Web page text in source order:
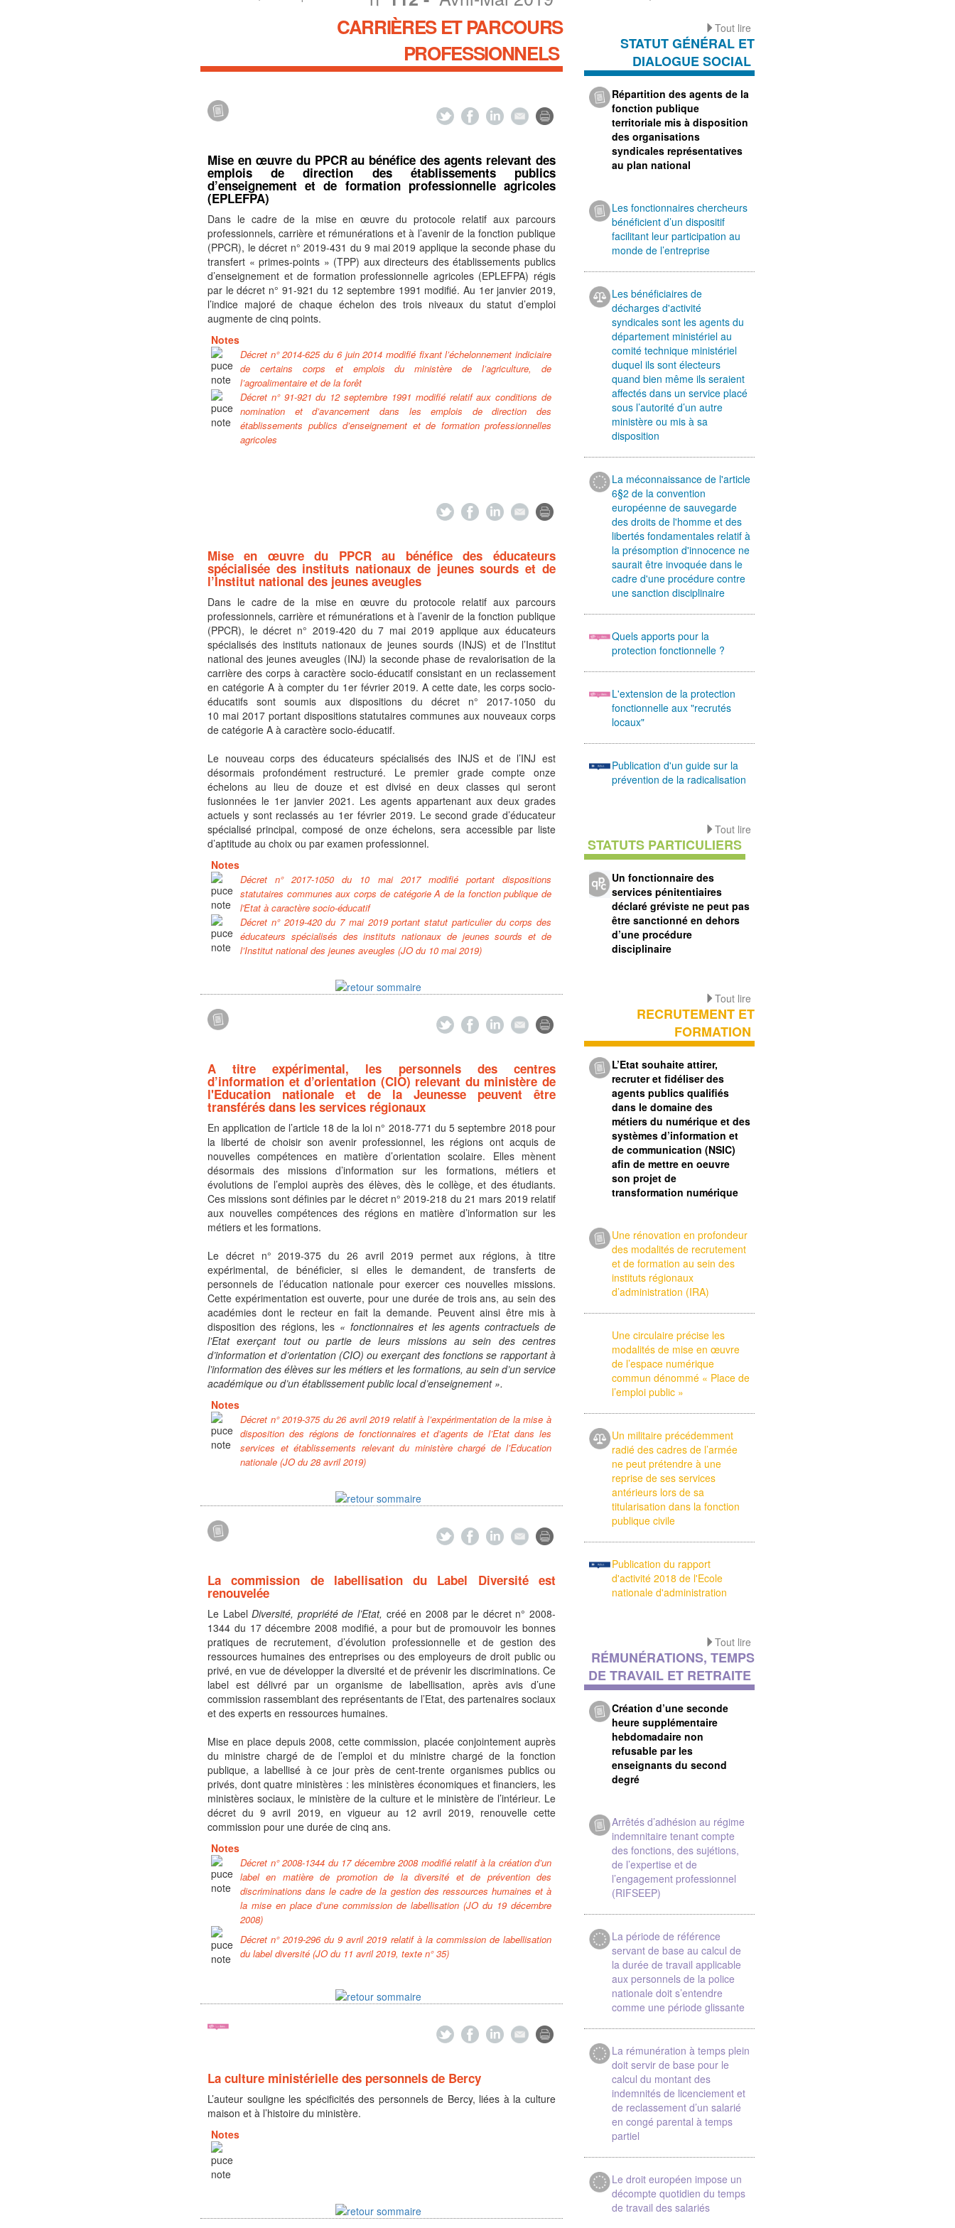
CARRIÈRES ET PARCOURS
PROFESSIONNELS
Mise en œuvre du PPCR au bénéfice des agents relevant des
emplois de direction des établissements publics
d’enseignement et de formation professionnelle agricoles
(EPLEFPA)
Dans le cadre de la mise en œuvre du protocole relatif aux parcours
professionnels, carrière et rémunérations et à l’avenir de la fonction publique
(PPCR), le décret n° 2019-431 du 9 mai 2019 applique la seconde phase du
transfert « primes-points » (TPP) aux directeurs des établissements publics
d’enseignement et de formation professionnelle agricoles (EPLEFPA) régis
par le décret n° 91-921 du 12 septembre 1991 modifié. Au 1er janvier 2019,
l’indice majoré de chaque échelon des trois niveaux du statut d’emploi
augmente de cinq points.
Notes
Décret n° 2014-625 du 6 juin 2014 modifié fixant l’échelonnement indiciaire
de certains corps et emplois du ministère de l’agriculture, de
l’agroalimentaire et de la forêt
Décret n° 91-921 du 12 septembre 1991 modifié relatif aux conditions de
nomination et d’avancement dans les emplois de direction des
établissements publics d’enseignement et de formation professionnelles
agricoles
Mise en œuvre du PPCR au bénéfice des éducateurs
spécialisée des instituts nationaux de jeunes sourds et de
l’Institut national des jeunes aveugles
Dans le cadre de la mise en œuvre du protocole relatif aux parcours
professionnels, carrière et rémunérations et à l’avenir de la fonction publique
(PPCR), le décret n° 2019-420 du 7 mai 2019 applique aux éducateurs
spécialisés des instituts nationaux de jeunes sourds (INJS) et de l’Institut
national des jeunes aveugles (INJ) la seconde phase de revalorisation de la
carrière des corps à caractère socio-éducatif consistant en un reclassement
en catégorie A à compter du 1er février 2019. A cette date, les corps socio-
éducatifs sont soumis aux dispositions du décret n° 2017-1050 du
10 mai 2017 portant dispositions statutaires communes aux nouveaux corps
de catégorie A à caractère socio-éducatif.
Le nouveau corps des éducateurs spécialisés des INJS et de l’INJ est
désormais profondément restructuré. Le premier grade compte onze
échelons au lieu de douze et est divisé en deux classes qui seront
fusionnées le 1er janvier 2021. Les agents appartenant aux deux grades
actuels y sont reclassés au 1er février 2019. Le second grade d’éducateur
spécialisé principal, composé de onze échelons, sera accessible par liste
d’aptitude au choix ou par examen professionnel.
Notes
Décret n° 2017-1050 du 10 mai 2017 modifié portant dispositions
statutaires communes aux corps de catégorie A de la fonction publique de
l'Etat à caractère socio-éducatif
Décret n° 2019-420 du 7 mai 2019 portant statut particulier du corps des
éducateurs spécialisés des instituts nationaux de jeunes sourds et de
l’Institut national des jeunes aveugles (JO du 10 mai 2019)
A titre expérimental, les personnels des centres
d’information et d’orientation (CIO) relevant du ministère de
l'Education nationale et de la Jeunesse peuvent être
transférés dans les services régionaux
En application de l’article 18 de la loi n° 2018-771 du 5 septembre 2018 pour
la liberté de choisir son avenir professionnel, les régions ont acquis de
nouvelles compétences en matière d’orientation scolaire. Elles mènent
désormais des missions d’information sur les formations, métiers et
évolutions de l’emploi auprès des élèves, dès le collège, et des étudiants.
Ces missions sont définies par le décret n° 2019-218 du 21 mars 2019 relatif
aux nouvelles compétences des régions en matière d’information sur les
métiers et les formations.
Le décret n° 2019-375 du 26 avril 2019 permet aux régions, à titre
expérimental, de bénéficier, si elles le demandent, de transferts de
personnels de l’éducation nationale pour exercer ces nouvelles missions.
Cette expérimentation est ouverte, pour une durée de trois ans, au sein des
académies dont le recteur en fait la demande. Peuvent ainsi être mis à
disposition des régions, les « fonctionnaires et les agents contractuels de
l’Etat exerçant tout ou partie de leurs missions au sein des centres
d’information et d’orientation (CIO) ou exerçant des fonctions se rapportant à
l’information des élèves sur les métiers et les formations, au sein d’un service
académique ou d’un établissement public local d’enseignement ».
Notes
Décret n° 2019-375 du 26 avril 2019 relatif à l’expérimentation de la mise à
disposition des régions de fonctionnaires et d’agents de l’Etat dans les
services et établissements relevant du ministère chargé de l’Education
nationale (JO du 28 avril 2019)
La commission de labellisation du Label Diversité est
renouvelée
Le LabelDiversité, propriété de l’Etat, créé en 2008 par le décret n° 2008-
1344 du 17 décembre 2008 modifié, a pour but de promouvoir les bonnes
pratiques de recrutement, d’évolution professionnelle et de gestion des
ressources humaines des entreprises ou des employeurs de droit public ou
privé, en vue de développer la diversité et de prévenir les discriminations. Ce
label est délivré par un organisme de labellisation, après avis d’une
commission rassemblant des représentants de l’Etat, des partenaires sociaux
et des experts en ressources humaines.
Mise en place depuis 2008, cette commission, placée conjointement auprès
du ministre chargé de de l’emploi et du ministre chargé de la fonction
publique, a labellisé à ce jour près de cent-trente organismes publics ou
privés, dont quatre ministères : les ministères économiques et financiers, les
ministères sociaux, le ministère de la culture et le ministère de l’intérieur. Le
décret du 9 avril 2019, en vigueur au 12 avril 2019, renouvelle cette
commission pour une durée de cinq ans.
Notes
Décret n° 2008-1344 du 17 décembre 2008 modifié relatif à la création d’un
label en matière de promotion de la diversité et de prévention des
discriminations dans le cadre de la gestion des ressources humaines et à
la mise en place d’une commission de labellisation (JO du 19 décembre
2008)
Décret n° 2019-296 du 9 avril 2019 relatif à la commission de labellisation
du label diversité (JO du 11 avril 2019, texte n° 35)
La culture ministérielle des personnels de Bercy
L’auteur souligne les spécificités des personnels de Bercy, liées à la culture
maison et à l’histoire du ministère.
Notes
Tout lire
STATUT GÉNÉRAL ET
DIALOGUE SOCIAL
Répartition des agents de la
fonction publique
territoriale mis à disposition
des organisations
syndicales représentatives
au plan national
Les fonctionnaires chercheurs
bénéficient d’un dispositif
facilitant leur participation au
monde de l’entreprise
Les bénéficiaires de
décharges d'activité
syndicales sont les agents du
département ministériel au
comité technique ministériel
duquel ils sont électeurs
quand bien même ils seraient
affectés dans un service placé
sous l’autorité d’un autre
ministère ou mis à sa
disposition
La méconnaissance de l'article
6§2 de la convention
européenne de sauvegarde
des droits de l'homme et des
libertés fondamentales relatif à
la présomption d'innocence ne
saurait être invoquée dans le
cadre d'une procédure contre
une sanction disciplinaire
Quels apports pour la
protection fonctionnelle ?
L'extension de la protection
fonctionnelle aux "recrutés
locaux"
Publication d'un guide sur la
prévention de la radicalisation
Tout lire
STATUTS PARTICULIERS
Un fonctionnaire des
services pénitentiaires
déclaré gréviste ne peut pas
être sanctionné en dehors
d’une procédure
disciplinaire
Tout lire
RECRUTEMENT ET
FORMATION
L’Etat souhaite attirer,
recruter et fidéliser des
agents publics qualifiés
dans le domaine des
métiers du numérique et des
systèmes d’information et
de communication (NSIC)
afin de mettre en oeuvre
son projet de
transformation numérique
Une rénovation en profondeur
des modalités de recrutement
et de formation au sein des
instituts régionaux
d’administration (IRA)
Une circulaire précise les
modalités de mise en œuvre
de l’espace numérique
commun dénommé « Place de
l’emploi public »
Un militaire précédemment
radié des cadres de l’armée
ne peut prétendre à une
reprise de ses services
antérieurs lors de sa
titularisation dans la fonction
publique civile
Publication du rapport
d'activité 2018 de l'Ecole
nationale d'administration
Tout lire
RÉMUNÉRATIONS, TEMPS
DE TRAVAIL ET RETRAITE
Création d’une seconde
heure supplémentaire
hebdomadaire non
refusable par les
enseignants du second
degré
Arrêtés d’adhésion au régime
indemnitaire tenant compte
des fonctions, des sujétions,
de l’expertise et de
l’engagement professionnel
(RIFSEEP)
La période de référence
servant de base au calcul de
la durée de travail applicable
aux personnels de la police
nationale doit s’entendre
comme une période glissante
La rémunération à temps plein
doit servir de base pour le
calcul du montant des
indemnités de licenciement et
de reclassement d’un salarié
en congé parental à temps
partiel
Le droit européen impose un
décompte quotidien du temps
de travail des salariés